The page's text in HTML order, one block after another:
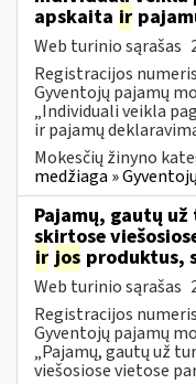
apskaita ir
Web turinio sąrašas
Registracijos
Gyventojų pajamų
„Individuali veikla
ir pajamų
Mokesčių žinyno
medžiaga »
Pajamų, gautų
skirtose
ir jos produktus,
Web turinio sąrašas
Registracijos
Gyventojų pajamų
„Pajamų, gautų už
viešosiose vietose